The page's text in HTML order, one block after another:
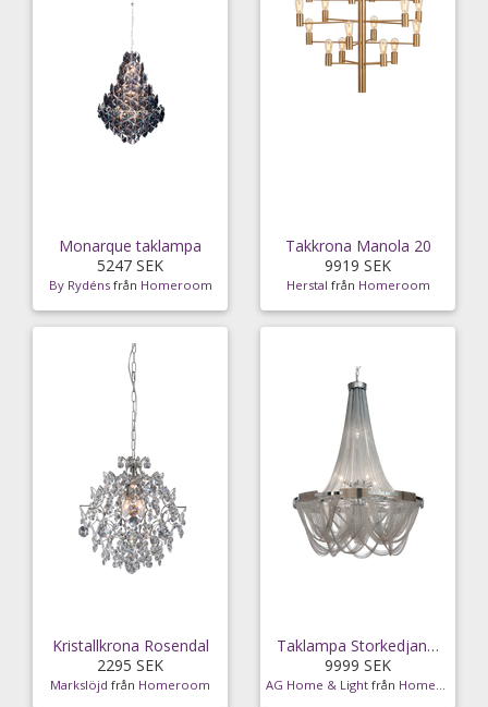
Monarque taklampa
5247 SEK
By Rydéns från Homeroom
Takkrona Manola 20
9919 SEK
Herstal från Homeroom
Kristallkrona Rosendal
2295 SEK
Markslöjd från Homeroom
Taklampa Storkedjan. Silver 10ljus
9999 SEK
AG Home & Light från Homeroom